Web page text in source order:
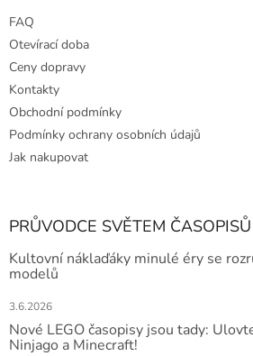
FAQ
Otevírací doba
Ceny dopravy
Kontakty
Obchodní podmínky
Podmínky ochrany osobních údajů
Jak nakupovat
PRŮVODCE SVĚTEM ČASOPISŮ
Kultovní náklaďáky minulé éry se
modelů
3.6.2026
Nové LEGO časopisy jsou tady:
Ninjago a Minecraft!